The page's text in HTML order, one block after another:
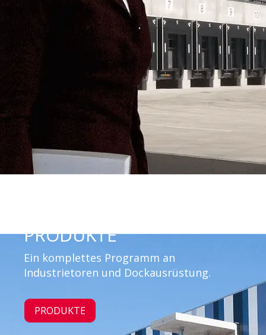
PRODUKTE
Ein komplettes Programm an
Industrietoren und Dockausrüstung.
PRODUKTE